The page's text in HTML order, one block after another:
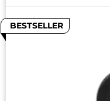
BESTSELLER